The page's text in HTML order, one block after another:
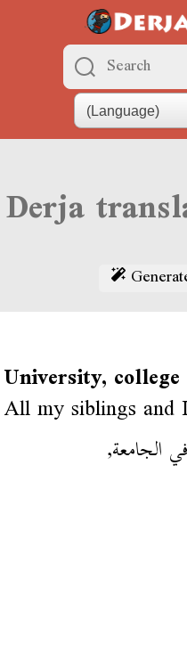
University, college
All my siblings
الجامعة,